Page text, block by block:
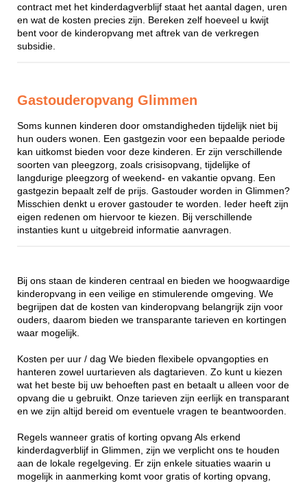
contract met het kinderdagverblijf staat het aantal dagen, uren
en wat de kosten precies zijn. Bereken zelf hoeveel u kwijt
bent voor de kinderopvang met aftrek van de verkregen
subsidie.
Gastouderopvang Glimmen
Soms kunnen kinderen door omstandigheden tijdelijk niet bij
hun ouders wonen. Een gastgezin voor een bepaalde periode
kan uitkomst bieden voor deze kinderen. Er zijn verschillende
soorten van pleegzorg, zoals crisisopvang, tijdelijke of
langdurige pleegzorg of weekend- en vakantie opvang. Een
gastgezin bepaalt zelf de prijs. Gastouder worden in Glimmen?
Misschien denkt u erover gastouder te worden. Ieder heeft zijn
eigen redenen om hiervoor te kiezen. Bij verschillende
instanties kunt u uitgebreid informatie aanvragen.
Bij ons staan de kinderen centraal en bieden we hoogwaardige
kinderopvang in een veilige en stimulerende omgeving. We
begrijpen dat de kosten van kinderopvang belangrijk zijn voor
ouders, daarom bieden we transparante tarieven en kortingen
waar mogelijk.
Kosten per uur / dag We bieden flexibele opvangopties en
hanteren zowel uurtarieven als dagtarieven. Zo kunt u kiezen
wat het beste bij uw behoeften past en betaalt u alleen voor de
opvang die u gebruikt. Onze tarieven zijn eerlijk en transparant
en we zijn altijd bereid om eventuele vragen te beantwoorden.
Regels wanneer gratis of korting opvang Als erkend
kinderdagverblijf in Glimmen, zijn we verplicht ons te houden
aan de lokale regelgeving. Er zijn enkele situaties waarin u
mogelijk in aanmerking komt voor gratis of korting opvang,